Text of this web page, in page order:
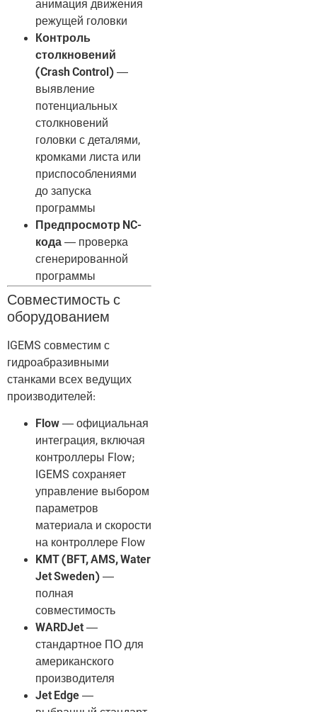
анимация движения
режущей головки
Контроль
столкновений
(Crash Control) —
выявление
потенциальных
столкновений
головки с деталями,
кромками листа или
приспособлениями
до запуска
программы
Предпросмотр NC-
кода — проверка
сгенерированной
программы
Совместимость с
оборудованием
IGEMS совместим с
гидроабразивными
станками всех ведущих
производителей:
Flow — официальная
интеграция, включая
контроллеры Flow;
IGEMS сохраняет
управление выбором
параметров
материала и скорости
на контроллере Flow
KMT (BFT, AMS, Water
Jet Sweden) —
полная
совместимость
WARDJet —
стандартное ПО для
американского
производителя
Jet Edge —